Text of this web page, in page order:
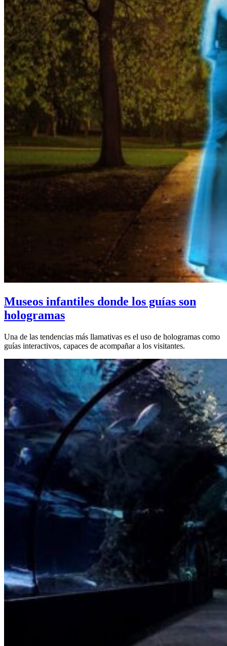
Museos infantiles donde los guías son
hologramas
Una de las tendencias más llamativas es el uso de hologramas como
guías interactivos, capaces de acompañar a los visitantes.